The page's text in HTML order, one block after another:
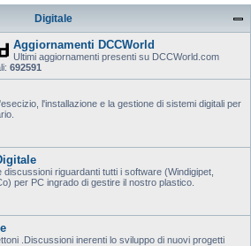
Digitale
Aggiornamenti DCCWorld
Ultimi aggiornamenti presenti su DCCWorld.com
692591
l'installazione e la gestione di sistemi digitali per
discussioni riguardanti tutti i software (Windigipet,
per PC ingrado di gestire il nostro plastico.
.Discussioni inerenti lo sviluppo di nuovi progetti